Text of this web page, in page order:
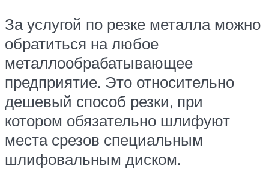
За услугой по резке металла можно
обратиться на любое
металлообрабатывающее
предприятие. Это относительно
дешевый способ резки, при
котором обязательно шлифуют
места срезов специальным
шлифовальным диском.